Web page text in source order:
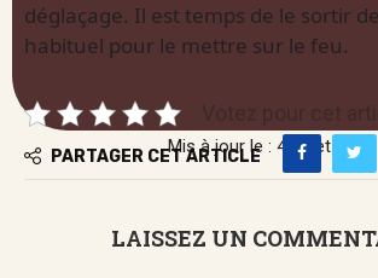
Mis à jour le : 4 juillet 2026
déglaçage. Il est temps de le sortir
habituel pour le mettre sur le feu.
Votez pour cet
PARTAGER CET ARTICLE
LAISSEZ UN